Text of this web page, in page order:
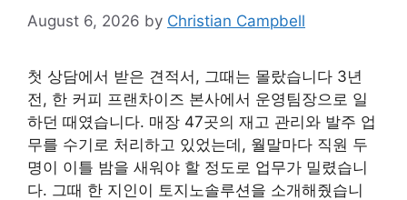
August 6, 2026 by Christian Campbell
첫 상담에서 받은 견적서, 그때는 몰랐습니다 3년
전, 한 커피 프랜차이즈 본사에서 운영팀장으로 일
하던 때였습니다. 매장 47곳의 재고 관리와 발주 업
무를 수기로 처리하고 있었는데, 월말마다 직원 두
명이 이틀 밤을 새워야 할 정도로 업무가 밀렸습니
다. 그때 한 지인이 토지노솔루션을 소개해줬습니